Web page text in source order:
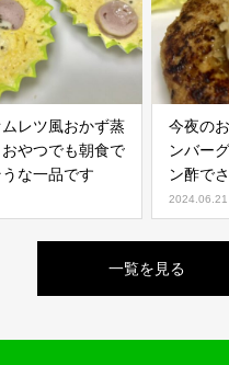
レツ風おかず蒸
おやつでも朝食で
な一品です
今夜の
ンバー
ン酢で
2024.06.21
一覧を見る